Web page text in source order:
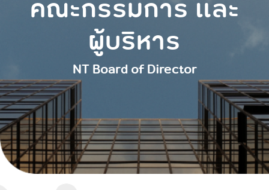
ความเป็นมา/ไทม์ไลน์
วิสัยทัศน์และพันธกิจ
หนังสือเชิญประชุมผู้
ถือหุ้น
การจ่ายเงินปันผล
ข้อบังคับ
การแถลงทิศทาง
โดยผู้บริหารสูงสุด
แผนงานที่สําคัญ
ข้อมูลโครงการลงทุน
ที่สำคัญ
การจัดซื้อจัดจ้าง
นโยบายต่อต้าน
ทุจริตและคอร์รัปชัน
(CAC)
กฎบัตรคณะ
กรรมการชุดย่อย
นโยบายการกำกับ
ดูแลที่ดี
แผนงานและผลการ
ข้อมูลผู้บริหาร
อำนาจหน้าที่
ข้อมูลการติดต่อ
ข่าวประชาสัมพันธ์
แผนพัฒนาหน่วย
งาน
แผนและความ
ก้าวหน้าในการ
ดำเนินงานและการใช้
รายงานการพัฒนา
โครงการ csr ของ
เรา
คณะกรรมการ และ
ผู้บริหาร
NT Board of Director